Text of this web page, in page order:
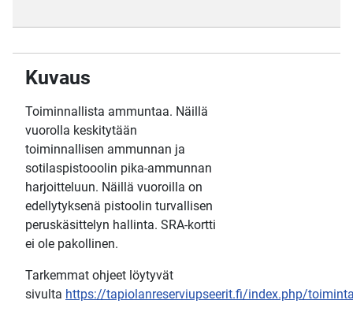
Kuvaus
Toiminnallista ammuntaa. Näillä
vuorolla keskitytään
toiminnallisen ammunnan ja
sotilaspistooolin pika-ammunnan
harjoitteluun. Näillä vuoroilla on
edellytyksenä pistoolin turvallisen
peruskäsittelyn hallinta. SRA-kortti
ei ole pakollinen.
Tarkemmat ohjeet löytyvät
sivulta https://tapiolanreserviupseerit.fi/index.php/